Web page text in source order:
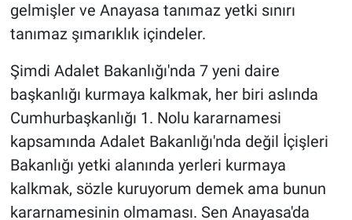
gelmişler ve Anayasa tanımaz yetki sınırı
tanımaz şımarıklık içindeler.
Şimdi Adalet Bakanlığı'nda 7 yeni daire
başkanlığı kurmaya kalkmak, her biri aslında
Cumhurbaşkanlığı 1. Nolu kararnamesi
kapsamında Adalet Bakanlığı'nda değil İçişleri
Bakanlığı yetki alanında yerleri kurmaya
kalkmak, sözle kuruyorum demek ama bunun
kararnamesinin olmaması. Sen Anayasa'da